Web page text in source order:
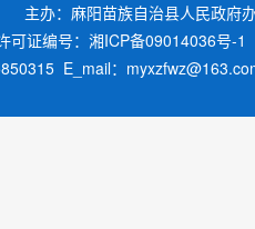
主办：麻阳苗族自治县人民政
可证编号：湘ICP备09014036号-1
E_mail：